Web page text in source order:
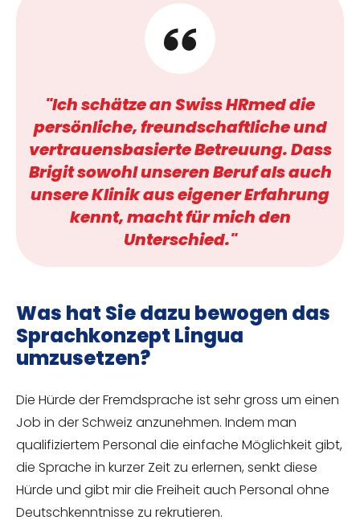
"Ich schätze an Swiss HRmed die
persönliche, freundschaftliche und
vertrauensbasierte Betreuung. Dass
Brigit sowohl unseren Beruf als auch
unsere Klinik aus eigener Erfahrung
kennt, macht für mich den
Unterschied."
Was hat Sie dazu bewogen das
Sprachkonzept Lingua
umzusetzen?
Die Hürde der Fremdsprache ist sehr gross um einen
Job in der Schweiz anzunehmen. Indem man
qualifiziertem Personal die einfache Möglichkeit gibt,
die Sprache in kurzer Zeit zu erlernen, senkt diese
Hürde und gibt mir die Freiheit auch Personal ohne
Deutschkenntnisse zu rekrutieren.